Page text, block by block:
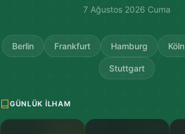
7 Ağustos 2026 Cuma
Berlin Frankfurt Hamburg Köln
Stuttgart
GÜNLÜK İLHAM